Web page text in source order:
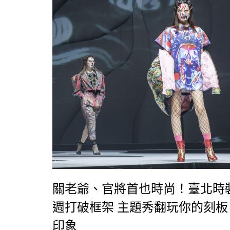
關老爺、官將首也時尚！臺北時
週打破框架 主題秀翻玩你的刻板
印象